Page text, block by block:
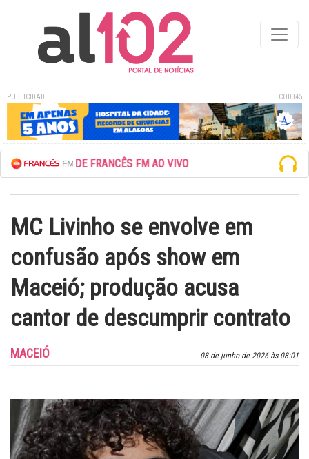
PUBLICIDADE COD345
A REDE FRANCÊS FM AO VIVO
MC Livinho se envolve em
confusão após show em
Maceió; produção acusa
cantor de descumprir contrato
08 de junho de 2026 às 08:01
MACEIÓ